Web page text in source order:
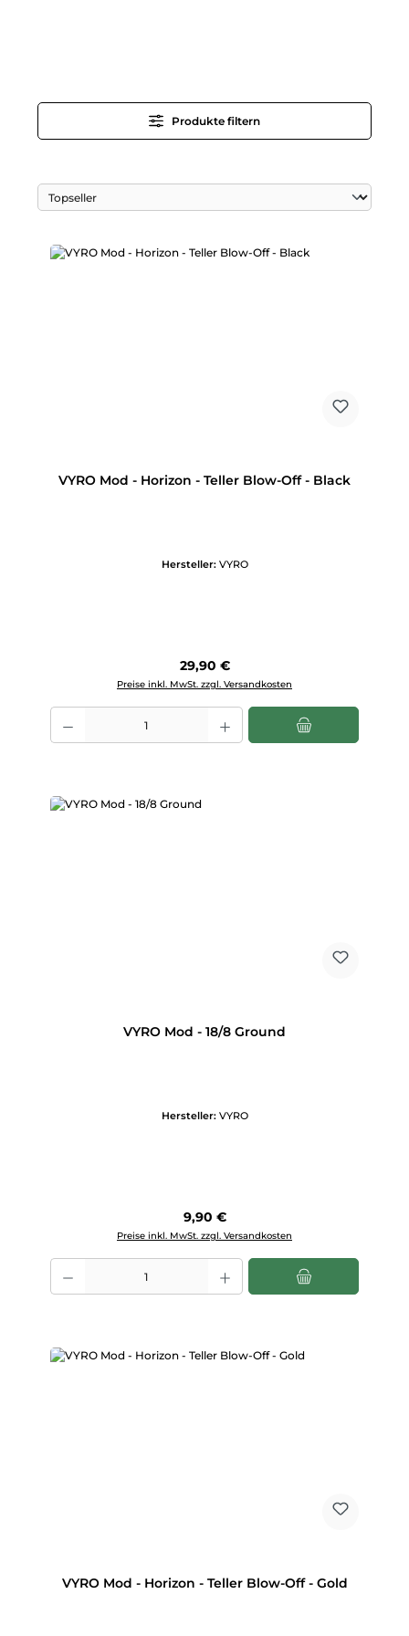
Produkte filtern
VYRO Mod - Horizon - Teller Blow-Off - Black
Hersteller: VYRO
Regulärer Preis:
29,90 €
Preise inkl. MwSt. zzgl. Versandkosten
Produkt Anzahl: Gib den gewünschten Wert ein oder benutze die
VYRO Mod - 18/8 Ground
Hersteller: VYRO
Regulärer Preis:
9,90 €
Preise inkl. MwSt. zzgl. Versandkosten
Produkt Anzahl: Gib den gewünschten Wert ein oder benutze die
VYRO Mod - Horizon - Teller Blow-Off - Gold